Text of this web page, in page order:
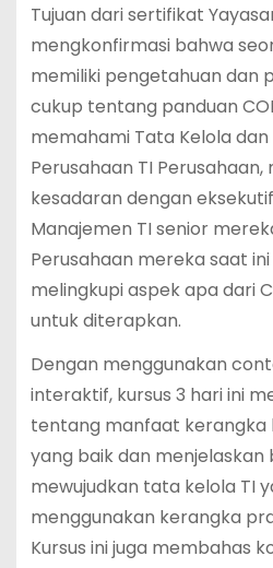
Tujuan dari sertifikat
mengkonfirmasi bahwa
memiliki pengetahuan dan
cukup tentang panduan
memahami Tata Kelola
Perusahaan TI
kesadaran dengan
Manajemen TI senior
Perusahaan mereka saat
melingkupi aspek apa dari
untuk diterapkan.
Dengan menggunakan
interaktif, kursus 3 hari ini
tentang manfaat kerangka
yang baik dan menjelaskan
mewujudkan tata kelola TI
menggunakan kerangka
Kursus ini juga membahas